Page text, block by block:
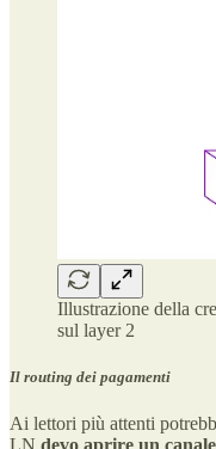
Illustrazione della
sul layer 2
Il routing dei pagamenti
Ai lettori più attenti